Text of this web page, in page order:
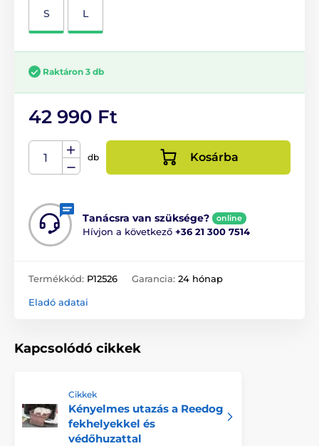
S L
Raktáron 3 db
42 990 Ft
db Kosárba
Tanácsra van szüksége? online
Hívjon a következő +36 21 300 7514
Termékkód: P12526 Garancia: 24 hónap
Eladó adatai
Kapcsolódó cikkek
Cikkek
Kényelmes utazás a Reedog
fekhelyekkel és
védőhuzattal